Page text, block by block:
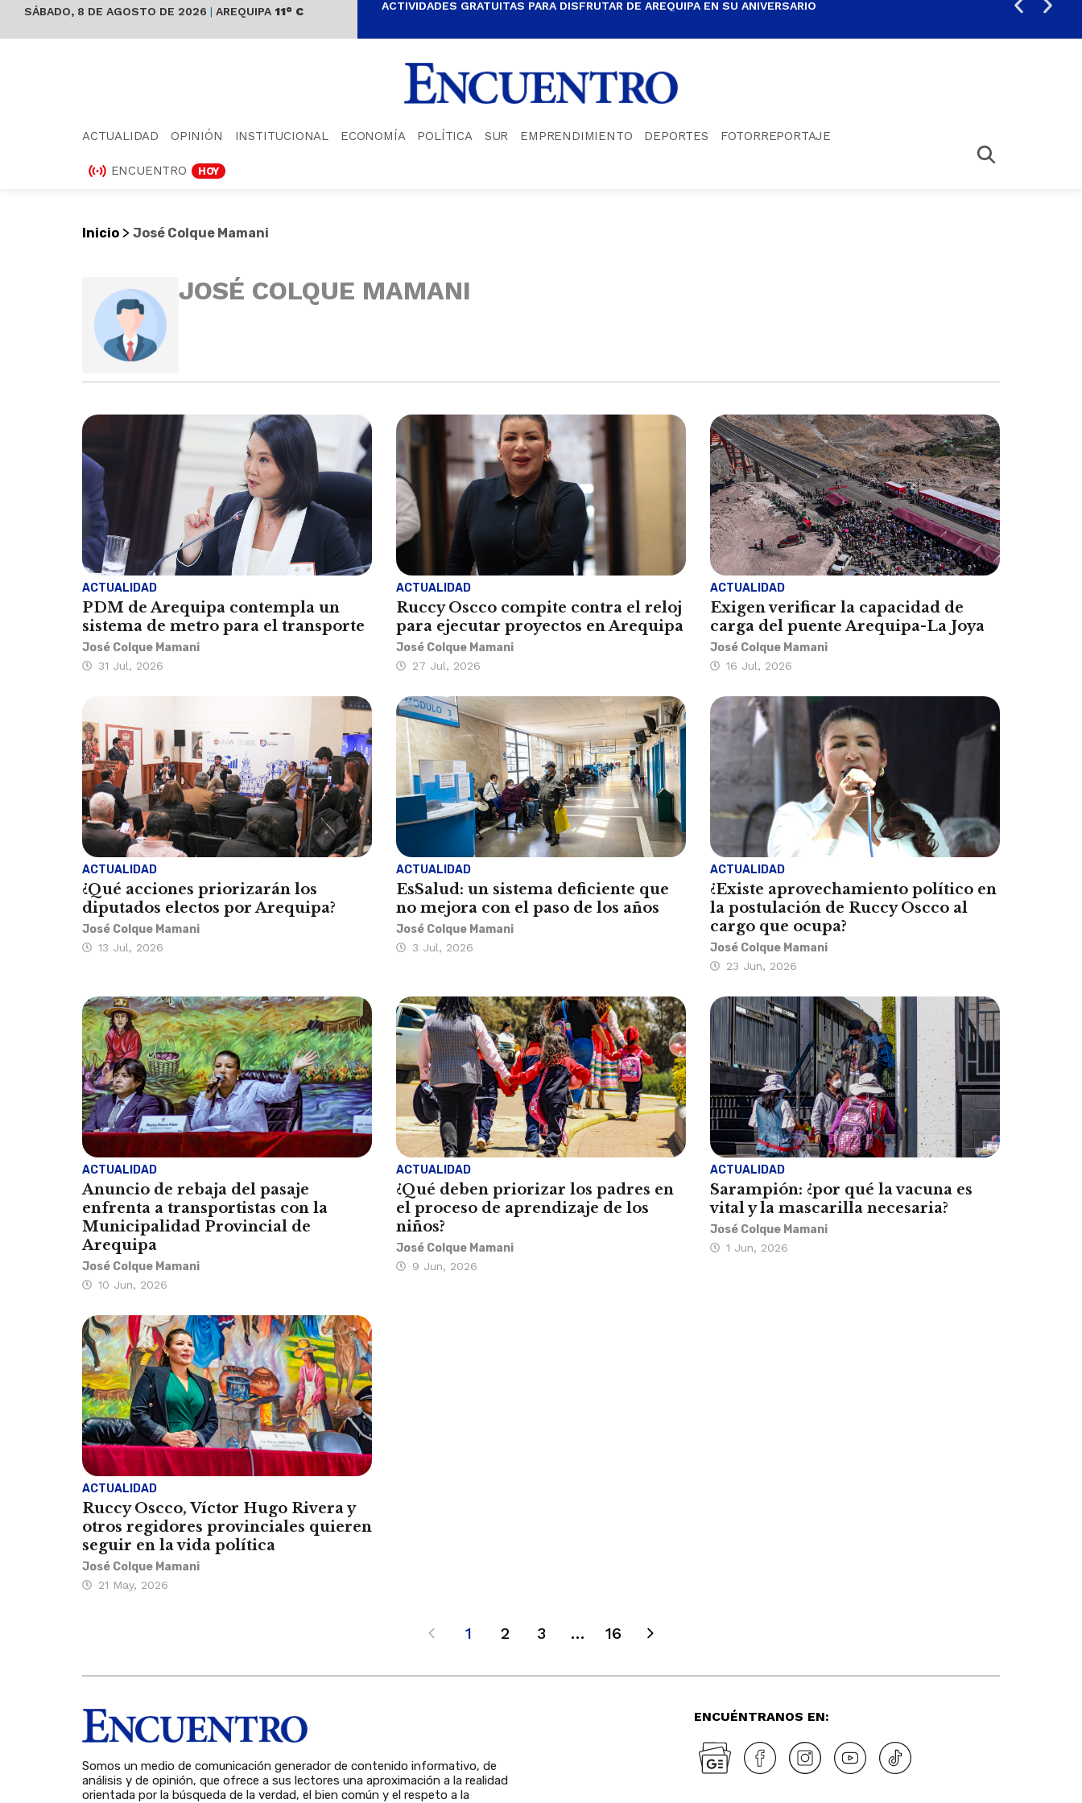
SÁBADO, 8 DE AGOSTO DE 2026 | AREQUIPA 11° C ACTIVIDADES GRATUITAS PARA DISFRUTAR DE AREQUIPA EN SU ANIVERSARIO
ACTUALIDAD OPINIÓN INSTITUCIONAL ECONOMÍA POLÍTICA SUR EMPRENDIMIENTO DEPORTES FOTORREPORTAJE
ENCUENTRO HOY
Inicio > José Colque Mamani
JOSÉ COLQUE MAMANI
ACTUALIDAD
PDM de Arequipa contempla un
sistema de metro para el transporte
José Colque Mamani
31 Jul, 2026
ACTUALIDAD
Ruccy Oscco compite contra el reloj
para ejecutar proyectos en Arequipa
José Colque Mamani
27 Jul, 2026
ACTUALIDAD
Exigen verificar la capacidad de
carga del puente Arequipa-La Joya
José Colque Mamani
16 Jul, 2026
ACTUALIDAD
¿Qué acciones priorizarán los
diputados electos por Arequipa?
José Colque Mamani
13 Jul, 2026
ACTUALIDAD
EsSalud: un sistema deficiente que
no mejora con el paso de los años
José Colque Mamani
3 Jul, 2026
ACTUALIDAD
¿Existe aprovechamiento político en
la postulación de Ruccy Oscco al
cargo que ocupa?
José Colque Mamani
23 Jun, 2026
ACTUALIDAD
Anuncio de rebaja del pasaje
enfrenta a transportistas con la
Municipalidad Provincial de
Arequipa
José Colque Mamani
10 Jun, 2026
ACTUALIDAD
¿Qué deben priorizar los padres en
el proceso de aprendizaje de los
niños?
José Colque Mamani
9 Jun, 2026
ACTUALIDAD
Sarampión: ¿por qué la vacuna es
vital y la mascarilla necesaria?
José Colque Mamani
1 Jun, 2026
ACTUALIDAD
Ruccy Oscco, Víctor Hugo Rivera y
otros regidores provinciales quieren
seguir en la vida política
José Colque Mamani
21 May, 2026
1 2 3 … 16
Somos un medio de comunicación generador de contenido informativo, de
análisis y de opinión, que ofrece a sus lectores una aproximación a la realidad
orientada por la búsqueda de la verdad, el bien común y el respeto a la
ENCUÉNTRANOS EN: